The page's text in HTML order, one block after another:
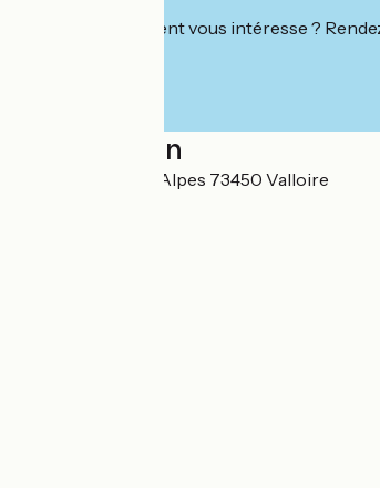
Cet établissement vous intéresse ?
Localisation
Rue des Grandes Alpes 73450 Valloire